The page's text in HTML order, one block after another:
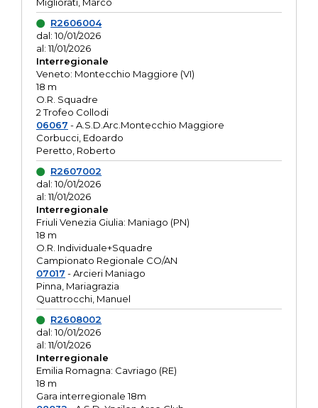
R2606004
dal: 10/01/2026
al: 11/01/2026
Interregionale
Veneto: Montecchio Maggiore (VI)
18 m
O.R. Squadre
2 Trofeo Collodi
06067 - A.S.D.Arc.Montecchio Maggiore
Corbucci, Edoardo
Peretto, Roberto
R2607002
dal: 10/01/2026
al: 11/01/2026
Interregionale
Friuli Venezia Giulia: Maniago (PN)
18 m
O.R. Individuale+Squadre
Campionato Regionale CO/AN
07017 - Arcieri Maniago
Pinna, Mariagrazia
Quattrocchi, Manuel
R2608002
dal: 10/01/2026
al: 11/01/2026
Interregionale
Emilia Romagna: Cavriago (RE)
18 m
Gara interregionale 18m